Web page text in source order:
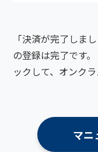
「決済が完了しま
の登録は完了です
ックして、オンク
マニ